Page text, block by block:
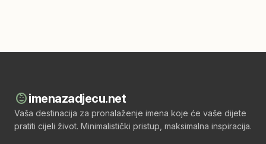
child_careimenazadjecu.net
Vaša destinacija za pronalaženje imena koje će vaše dijete
pratiti cijeli život. Minimalistički pristup, maksimalna inspiracija.